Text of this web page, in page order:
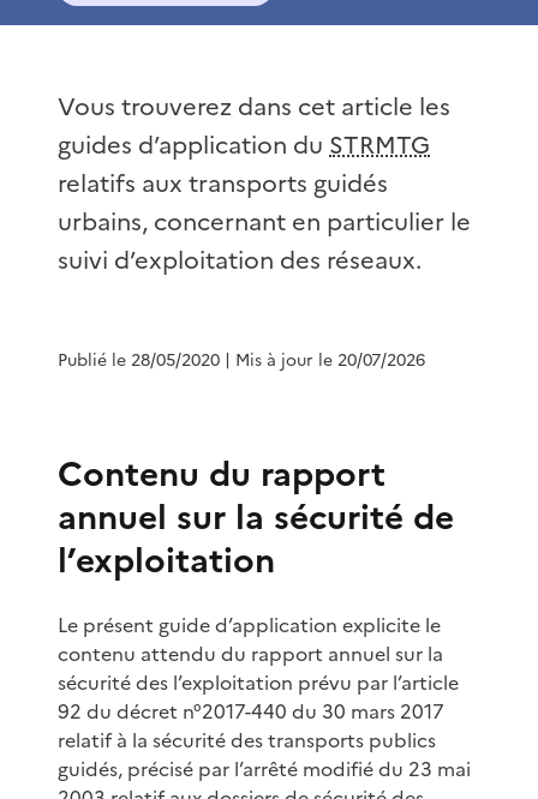
Vous trouverez dans cet article les
guides d’application du STRMTG
relatifs aux transports guidés
urbains, concernant en particulier le
suivi d’exploitation des réseaux.
Publié le 28/05/2020 | Mis à jour le 20/07/2026
Contenu du rapport
annuel sur la sécurité de
l’exploitation
Le présent guide d’application explicite le
contenu attendu du rapport annuel sur la
sécurité des l’exploitation prévu par l’article
92 du décret n°2017-440 du 30 mars 2017
relatif à la sécurité des transports publics
guidés, précisé par l’arrêté modifié du 23 mai